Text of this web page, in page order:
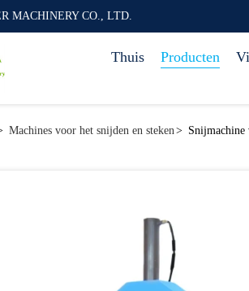
MACHINERY CO., LTD.
Thuis Producten
Machines voor het snijden en steken> Snijmachine